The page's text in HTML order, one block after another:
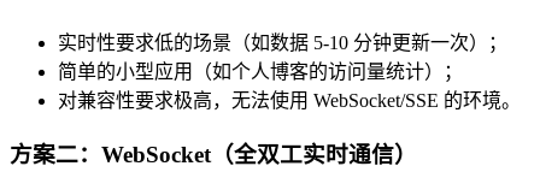
实时性要求低的场景（如数据 5-10 分钟更新一次）；
简单的小型应用（如个人博客的访问量统计）；
对兼容性要求极高，无法使用 WebSocket/SSE 的环境。
方案二：WebSocket（全双工实时通信）